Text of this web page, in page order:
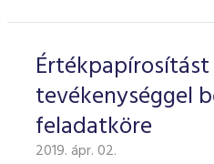
tevékenységgel
feladatköre
2019. ápr. 02.